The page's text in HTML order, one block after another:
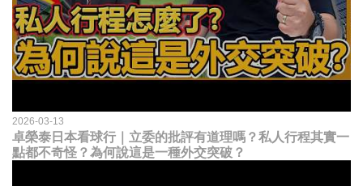
2026-03-13
卓榮泰日本看球行｜立委的批評有道理嗎？私人行程其實一
點都不奇怪？為何說這是一種外交突破？